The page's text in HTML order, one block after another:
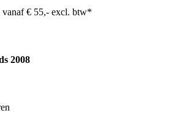
vanaf € 55,- excl. btw*
2008